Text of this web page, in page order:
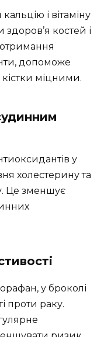
і вітаміну
здоров’я костей і
допоможе
кістки міцними.
у
холестерину та
Це зменшує
у броколі
проти раку.